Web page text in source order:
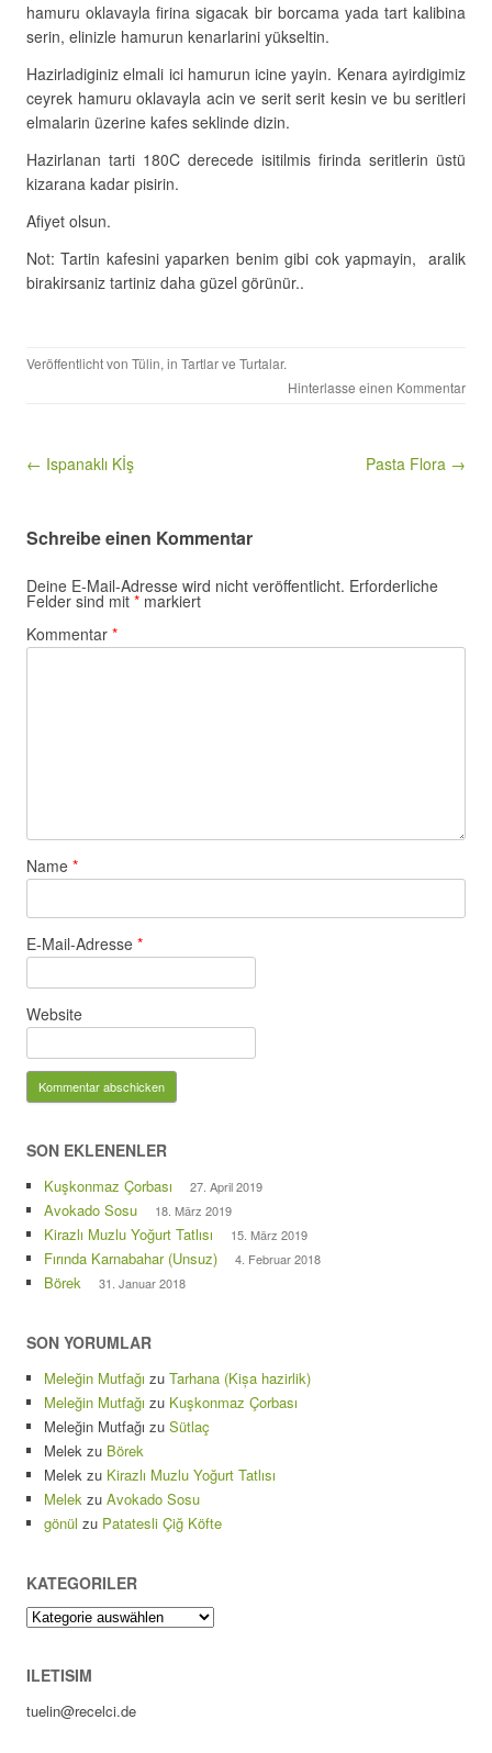
hamuru oklavayla firina sigacak bir borcama yada tart kalibina
serin, elinizle hamurun kenarlarini yükseltin.
Hazirladiginiz elmali ici hamurun icine yayin. Kenara ayirdigimiz
ceyrek hamuru oklavayla acin ve serit serit kesin ve bu seritleri
elmalarin üzerine kafes seklinde dizin.
Hazirlanan tarti 180C derecede isitilmis firinda seritlerin üstü
kizarana kadar pisirin.
Afiyet olsun.
Not: Tartin kafesini yaparken benim gibi cok yapmayin, aralik
birakirsaniz tartiniz daha güzel görünür..
Veröffentlicht von Tülin, in Tartlar ve Turtalar.
Hinterlasse einen Kommentar
Beitragsnavigation
← Ispanaklı Kİş Pasta Flora →
Schreibe einen Kommentar
Deine E-Mail-Adresse wird nicht veröffentlicht. Erforderliche
Felder sind mit * markiert
Kommentar *
Name *
E-Mail-Adresse *
Website
SON EKLENENLER
Kuşkonmaz Çorbası 27. April 2019
Avokado Sosu 18. März 2019
Kirazlı Muzlu Yoğurt Tatlısı 15. März 2019
Fırında Karnabahar (Unsuz) 4. Februar 2018
Börek 31. Januar 2018
SON YORUMLAR
Meleğin Mutfağı zu Tarhana (Kișa hazirlik)
Meleğin Mutfağı zu Kuşkonmaz Çorbası
Meleğin Mutfağı zu Sütlaç
Melek zu Börek
Melek zu Kirazlı Muzlu Yoğurt Tatlısı
Melek zu Avokado Sosu
gönül zu Patatesli Çiğ Köfte
KATEGORILER
Kategoriler
ILETISIM
tuelin@recelci.de